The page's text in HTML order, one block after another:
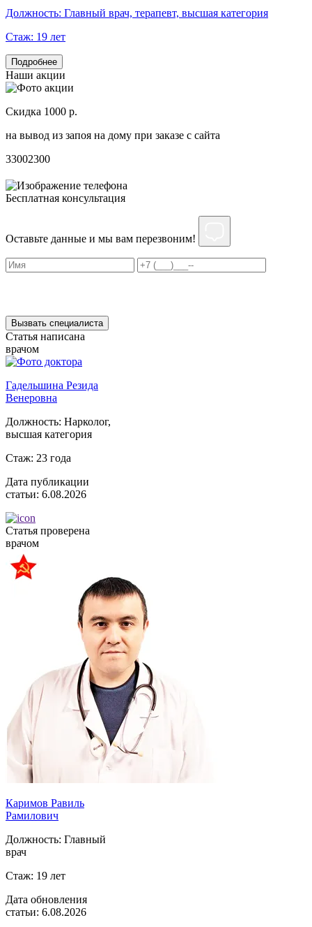
Должность: Главный врач, терапевт, высшая категория
Стаж: 19 лет
Подробнее
Наши акции
Скидка 1000 р.
на вывод из запоя на дому при заказе с сайта
33002300
Бесплатная консультация
Оставьте данные и мы вам перезвоним!
Вызвать специалиста
Статья написана
врачом
Гадельшина Резида
Венеровна
Должность: Нарколог,
высшая категория
Стаж: 23 года
Дата публикации
статьи: 6.08.2026
Статья проверена
врачом
Каримов Равиль
Рамилович
Должность: Главный
врач
Стаж: 19 лет
Дата обновления
статьи: 6.08.2026